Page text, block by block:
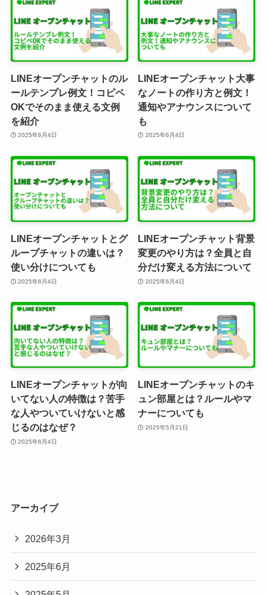
LINEオープンチャットのル
ールテンプレ例文！コピペ
OKでそのまま使える文例
を紹介
2025年6月4日
LINEオープンチャット大事
なノートの作り方と例文！
通知やアナウンスについて
も
2025年6月4日
LINEオープンチャットとグ
ループチャットの違いは？
使い分けについても
2025年6月4日
LINEオープンチャット背景
変更のやり方は？全員と自
分だけ変える方法について
2025年6月4日
LINEオープンチャットが向
いてない人の特徴は？苦手
な人やついていけないと感
じるのはなぜ？
2025年6月4日
LINEオープンチャットのキ
ュン部屋とは？ルールやマ
ナーについても
2025年5月21日
アーカイブ
2026年3月
2025年6月